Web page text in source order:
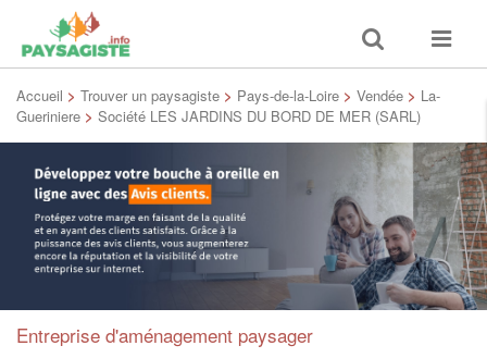
Toggle
search
Toggle
Accueil > Trouver un paysagiste > Pays-de-la-Loire > Vendée > La-
Gueriniere > Société LES JARDINS DU BORD DE MER (SARL)
Entreprise d'aménagement paysager